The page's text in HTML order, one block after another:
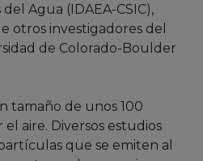
Agua (IDAEA-CSIC),
otros investigadores del
de Colorado-Boulder
tamaño de unos 100
aire. Diversos estudios
que se emiten al